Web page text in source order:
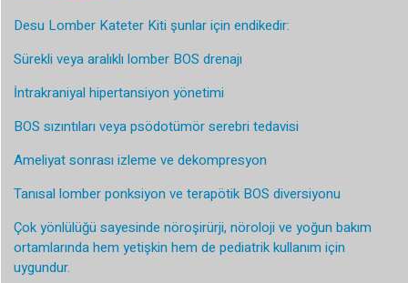
Desu Lomber Kateter Kiti şunlar için endikedir:
Sürekli veya aralıklı lomber BOS drenajı
İntrakraniyal hipertansiyon yönetimi
BOS sızıntıları veya psödotümör serebri tedavisi
Ameliyat sonrası izleme ve dekompresyon
Tanısal lomber ponksiyon ve terapötik BOS diversiyonu
Çok yönlülüğü sayesinde nöroşirürji, nöroloji ve yoğun bakım
ortamlarında hem yetişkin hem de pediatrik kullanım için
uygundur.